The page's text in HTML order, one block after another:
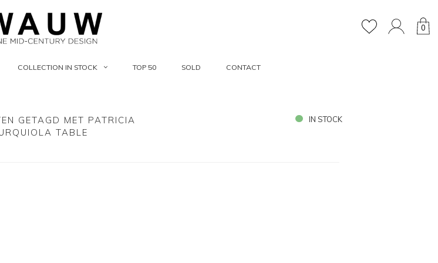
0
COLLECTION IN STOCK TOP 50 SOLD CONTACT
GETAGD MET PATRICIA
TABLE
IN STOCK